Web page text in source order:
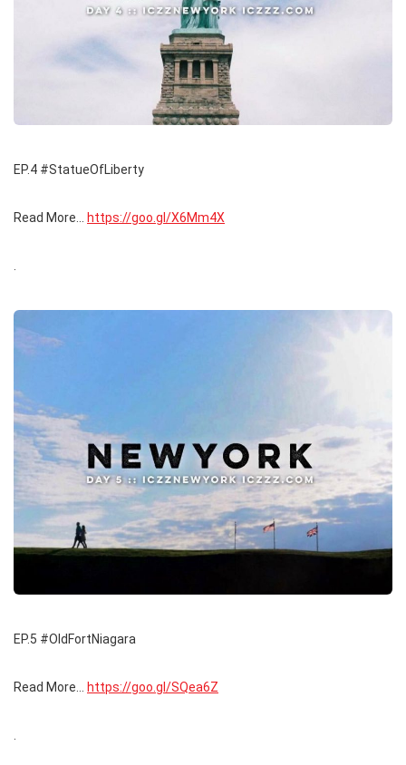
EP.4 #StatueOfLiberty
Read More… https://goo.gl/X6Mm4X
EP.5 #OldFortNiagara
Read More… https://goo.gl/SQea6Z